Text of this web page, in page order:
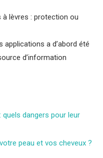
lèvres : protection ou
applications a d’abord été
d’information
dangers pour leur
peau et vos cheveux ?